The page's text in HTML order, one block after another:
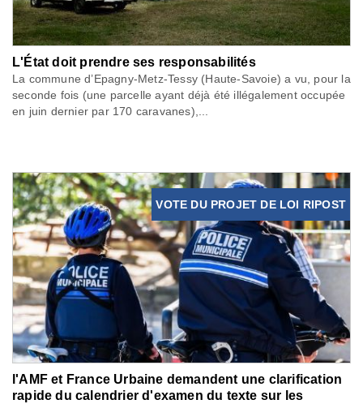
L'État doit prendre ses responsabilités
La commune d’Epagny-Metz-Tessy (Haute-Savoie) a vu, pour la
seconde fois (une parcelle ayant déjà été illégalement occupée
en juin dernier par 170 caravanes),...
VOTE DU PROJET DE LOI RIPOST
l'AMF et France Urbaine demandent une clarification
rapide du calendrier d'examen du texte sur les